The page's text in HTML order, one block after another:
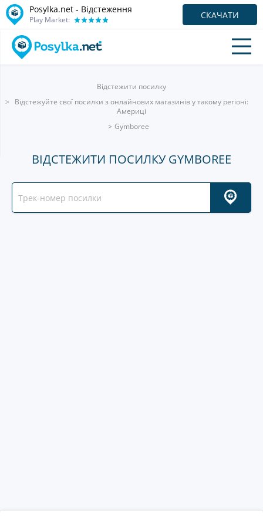
Posylka.net - Відстеження
Play Market: СКАЧАТИ
Відстежити посилку
Відстежуйте свої посилки з онлайнових магазинів у такому регіоні:
Америці
Gymboree
ВІДСТЕЖИТИ ПОСИЛКУ GYMBOREE